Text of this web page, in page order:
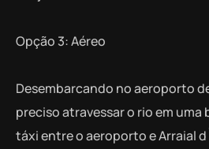
Opção 3: Aéreo
Desembarcando no aeroporto
preciso atravessar o rio em uma
táxi entre o aeroporto e Arraial